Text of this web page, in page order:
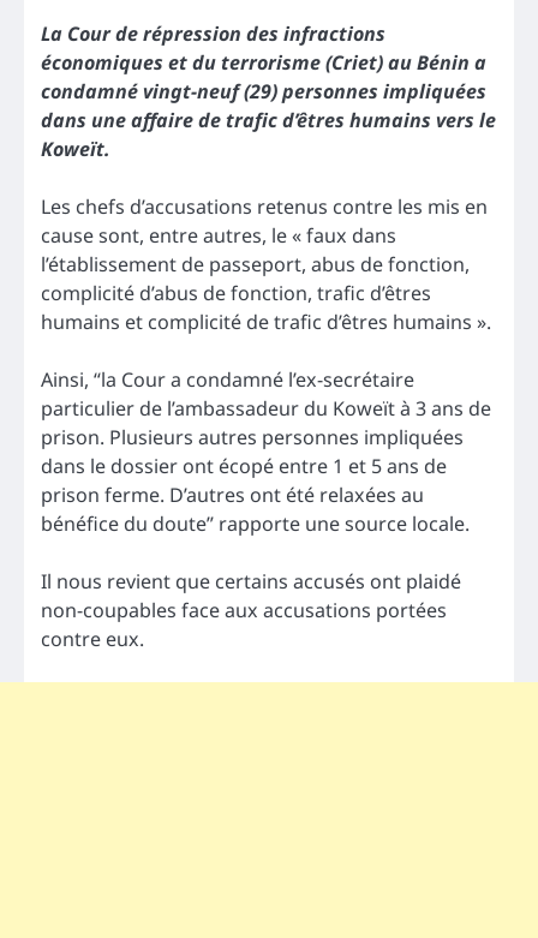
La Cour de répression des infractions
économiques et du terrorisme (Criet) au Bénin a
condamné vingt-neuf (29) personnes impliquées
dans une affaire de trafic d’êtres humains vers le
Koweït.
Les chefs d’accusations retenus contre les mis en
cause sont, entre autres, le « faux dans
l’établissement de passeport, abus de fonction,
complicité d’abus de fonction, trafic d’êtres
humains et complicité de trafic d’êtres humains ».
Ainsi, “la Cour a condamné l’ex-secrétaire
particulier de l’ambassadeur du Koweït à 3 ans de
prison. Plusieurs autres personnes impliquées
dans le dossier ont écopé entre 1 et 5 ans de
prison ferme. D’autres ont été relaxées au
bénéfice du doute” rapporte une source locale.
Il nous revient que certains accusés ont plaidé
non-coupables face aux accusations portées
contre eux.